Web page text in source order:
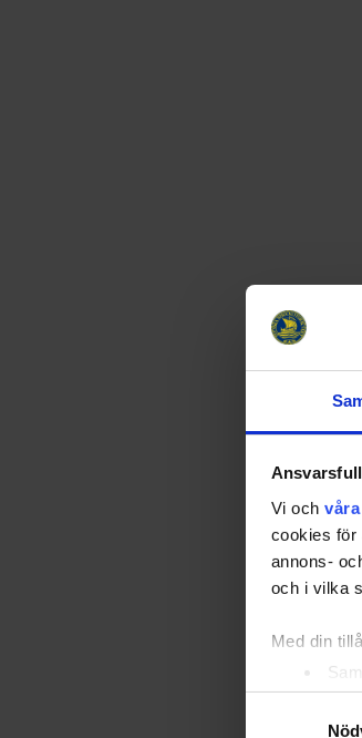
Vi och
cookies för
annons-
och i vilka
Med din
Ta reda